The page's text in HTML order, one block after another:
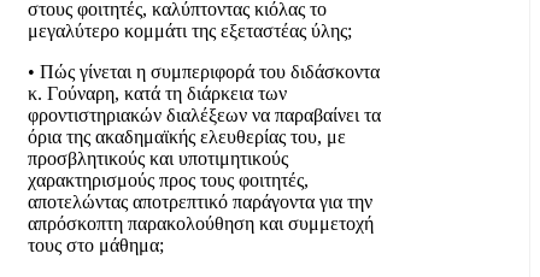
στους φοιτητές, καλύπτοντας κιόλας το
μεγαλύτερο κομμάτι της εξεταστέας ύλης;
• Πώς γίνεται η συμπεριφορά του διδάσκοντα
κ. Γούναρη, κατά τη διάρκεια των
φροντιστηριακών διαλέξεων να παραβαίνει τα
όρια της ακαδημαϊκής ελευθερίας του, με
προσβλητικούς και υποτιμητικούς
χαρακτηρισμούς προς τους φοιτητές,
αποτελώντας αποτρεπτικό παράγοντα για την
απρόσκοπτη παρακολούθηση και συμμετοχή
τους στο μάθημα;